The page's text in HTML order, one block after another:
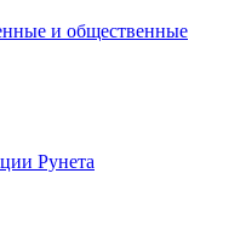
и общественные
Рунета